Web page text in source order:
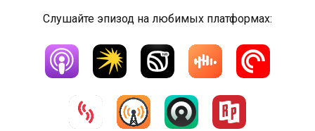
Слушайте эпизод на любимых платформах: